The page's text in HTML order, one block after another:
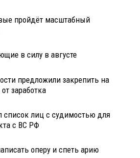
пройдёт масштабный
в силу в августе
предложили закрепить на
заработка
список лиц с судимостью для
с ВС РФ
оперу и спеть арию